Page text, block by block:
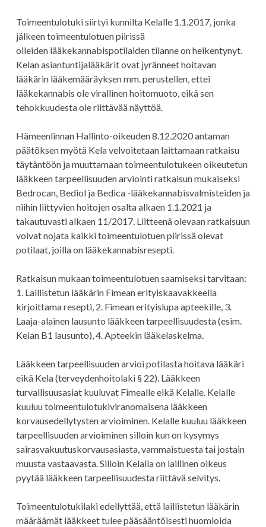
Toimeentulotuki siirtyi kunnilta Kelalle 1.1.2017, jonka
jälkeen toimeentulotuen piirissä
olleiden lääkekannabispotilaiden tilanne on heikentynyt.
Kelan asiantuntijalääkärit ovat jyränneet hoitavan
lääkärin lääkemääräyksen mm. perustellen, ettei
lääkekannabis ole virallinen hoitomuoto, eikä sen
tehokkuudesta ole riittävää näyttöä.
Hämeenlinnan Hallinto-oikeuden 8.12.2020 antaman
päätöksen myötä Kela velvoitetaan laittamaan ratkaisu
täytäntöön ja muuttamaan toimeentulotukeen oikeutetun
lääkkeen tarpeellisuuden arviointi ratkaisun mukaiseksi
Bedrocan, Bediol ja Bedica -lääkekannabisvalmisteiden ja
niihin liittyvien hoitojen osalta alkaen 1.1.2021 ja
takautuvasti alkaen 11/2017. Liitteenä olevaan ratkaisuun
voivat nojata kaikki toimeentulotuen piirissä olevat
potilaat, joilla on lääkekannabisresepti.
Ratkaisun mukaan toimeentulotuen saamiseksi tarvitaan:
1. Laillistetun lääkärin Fimean erityiskaavakkeella
kirjoittama resepti, 2. Fimean erityislupa apteekille, 3.
Laaja-alainen lausunto lääkkeen tarpeellisuudesta (esim.
Kelan B1 lausunto), 4. Apteekin lääkelaskelma.
Lääkkeen tarpeellisuuden arvioi potilasta hoitava lääkäri
eikä Kela (terveydenhoitolaki § 22). Lääkkeen
turvallisuusasiat kuuluvat Fimealle eikä Kelalle. Kelalle
kuuluu toimeentulotukiviranomaisena lääkkeen
korvausedellytysten arvioiminen. Kelalle kuuluu lääkkeen
tarpeellisuuden arvioiminen silloin kun on kysymys
sairasvakuutuskorvausasiasta, vammaistuesta tai jostain
muusta vastaavasta. Silloin Kelalla on laillinen oikeus
pyytää lääkkeen tarpeellisuudesta riittävä selvitys.
Toimeentulotukilaki edellyttää, että laillistetun lääkärin
määräämät lääkkeet tulee pääsääntöisesti huomioida